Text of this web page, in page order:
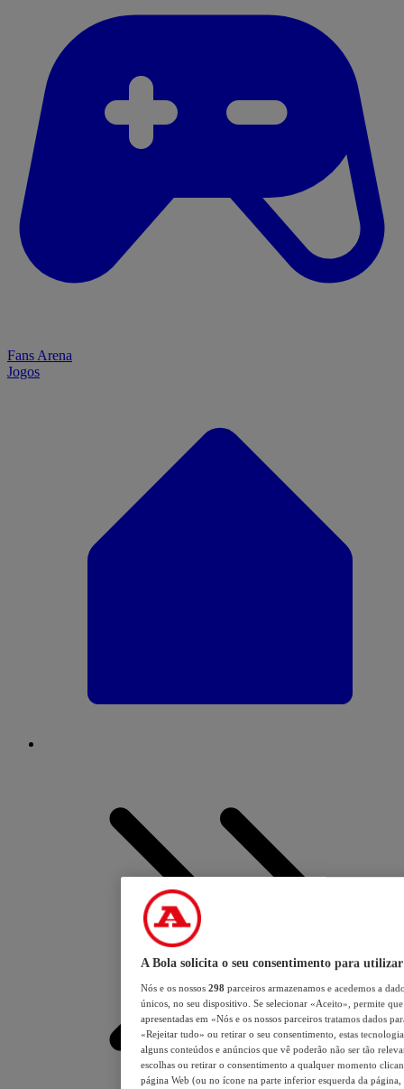
Fans Arena
Jogos
A Bola solicita o seu consentimento para utilizar
Nós e os nossos 298 parceiros armazenamos e acedemos a
únicos, no seu dispositivo. Se selecionar «Aceito», permite
apresentadas em «Nós e os nossos parceiros tratamos dados
«Rejeitar tudo» ou retirar o seu consentimento, estas
alguns conteúdos e anúncios que vê poderão não ser tão
escolhas ou retirar o consentimento a qualquer momento
página Web (ou no ícone na parte inferior esquerda da página,